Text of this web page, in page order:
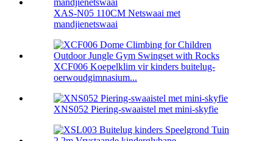
XAS-N05 110CM Netswaai met
mandjienetswaai
XCF006 Koepelklim vir kinders buitelug-
oerwoudgimnasium...
XNS052 Piering-swaaistel met mini-skyfie